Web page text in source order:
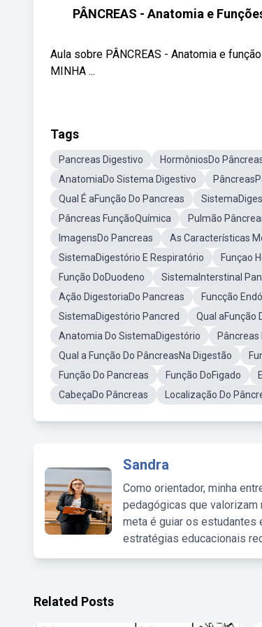
PÂNCREAS - Anatomia e
Aula sobre PÂNCREAS - Anatomia e
MINHA ...
Tags
Pancreas Digestivo HormôniosDo
AnatomiaDo Sistema Digestivo
Qual É aFunção Do Pancreas
Pâncreas FunçãoQuímica
Pulmão
ImagensDo Pancreas
As Características
SistemaDigestório E Respiratório
Funçao
Função DoDuodeno
SistemaInterstinal
Ação DigestoriaDo Pancreas
Funcção
SistemaDigestório Pancred
Qual aFunção
Anatomia Do SistemaDigestório
Pâncreas
Qual a Função Do PâncreasNa Digestão
Função Do Pancreas
Função DoFigado
CabeçaDo Pâncreas
Localização Do
Sandra
Como orientador, minha
pedagógicas que
meta é guiar os estudantes
estratégias educacionais
Related Posts